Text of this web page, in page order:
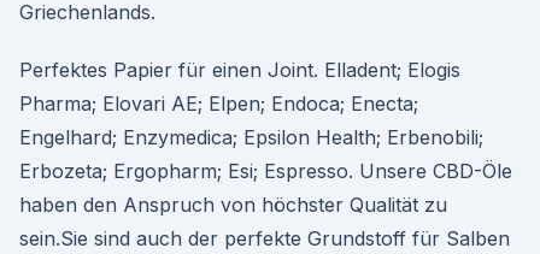
Griechenlands.
Perfektes Papier für einen Joint. Elladent; Elogis
Pharma; Elovari AE; Elpen; Endoca; Enecta;
Engelhard; Enzymedica; Epsilon Health; Erbenobili;
Erbozeta; Ergopharm; Esi; Espresso. Unsere CBD-Öle
haben den Anspruch von höchster Qualität zu
sein.Sie sind auch der perfekte Grundstoff für Salben